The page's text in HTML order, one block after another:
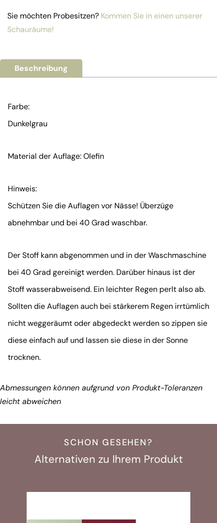
Sie möchten Probesitzen? Kommen Sie in einen unserer
Schauräume!
Beschreibung
Farbe:
Dunkelgrau
Material der Auflage: Olefin
Hinweis:
Schützen Sie die Auflagen vor Nässe! Überzüge
abnehmbar und bei 40 Grad waschbar.
Der Stoff kann abgenommen und in der Waschmaschine
bei 40 Grad gereinigt werden. Darüber hinaus ist der
Stoff wasserabweisend. Ein leichter Regen perlt also ab.
Sollten die Auflagen auch bei stärkerem Regen irrtümlich
nicht weggeräumt oder abgedeckt werden so zippen sie
diese einfach auf und lassen sie diese in der Sonne
trocknen.
Abmessungen können aufgrund von Produkt-Toleranzen
leicht abweichen
SCHON GESEHEN?
Alternativen zu Ihrem Produkt